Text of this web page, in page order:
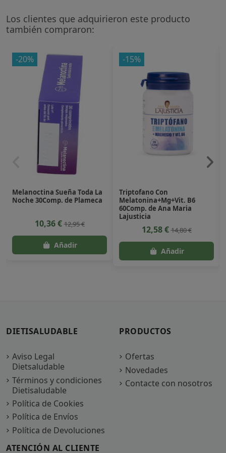
Los clientes que adquirieron este producto
también compraron:
-20%
Melanoctina Sueña Toda La
Noche 30Comp. de Plameca
10,36 €12,95 €
-15%
Triptofano Con
Melatonina+Mg+Vit. B6
60Comp. de Ana Maria
Lajusticia
12,58 €14,80 €
DIETISALUDABLE
Aviso Legal
Dietsaludable
Términos y condiciones
Dietisaludable
Política de Cookies
Política de Envíos
Política de Devoluciones
PRODUCTOS
Ofertas
Novedades
Contacte con nosotros
ATENCIÓN AL CLIENTE